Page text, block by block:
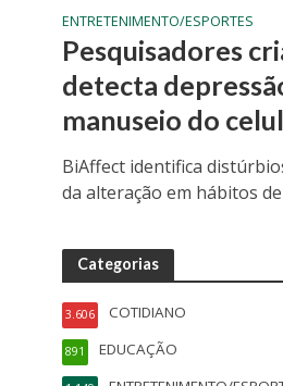
ENTRETENIMENTO/ESPORTES
Pesquisadores
detecta
manuseio do
BiAffect identifica
da alteração em hábitos
Categorias
COTIDIANO
3.606
EDUCAÇÃO
891